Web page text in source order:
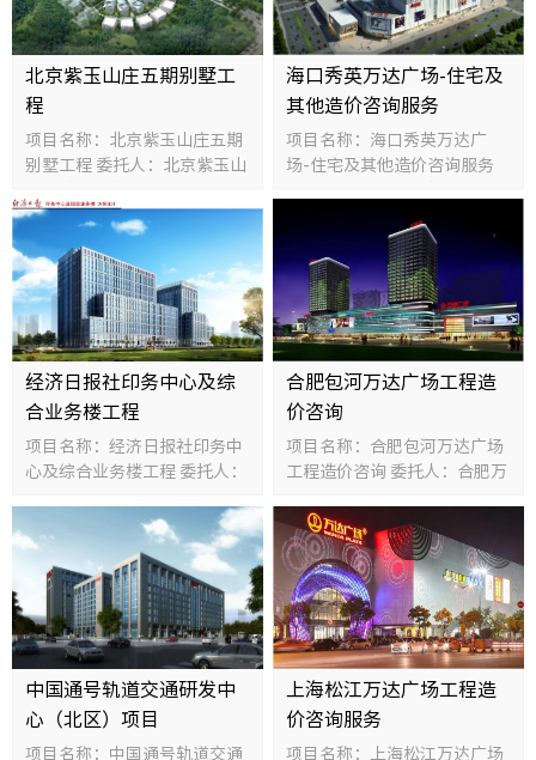
北京紫玉山庄五期别墅工
程
项目名称：北京紫玉山庄五期
别墅工程 委托人：北京紫玉山
40480平方米 投资额：18000
万元
海口秀英万达广场-住宅及
其他造价咨询服务
项目名称：海口秀英万达广
场-住宅及其他造价咨询服务
额：80000万元
经济日报社印务中心及综
合业务楼工程
项目名称：经济日报社印务中
心及综合业务楼工程 委托人：
米 投资额：25000万元
合肥包河万达广场工程造
价咨询
项目名称：合肥包河万达广场
工程造价咨询 委托人：合肥万
610000平方米 投资额：
201125万元
中国通号轨道交通研发中
心（北区）项目
项目名称：中国通号轨道交通
上海松江万达广场工程造
价咨询服务
项目名称：上海松江万达广场